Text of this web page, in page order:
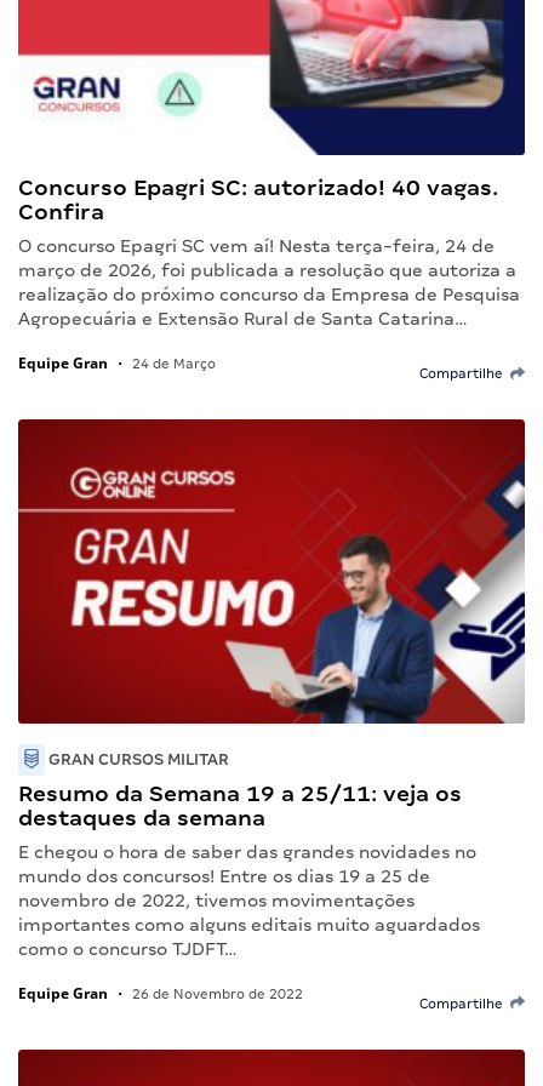
Concurso Epagri SC: autorizado! 40 vagas.
Confira
O concurso Epagri SC vem aí! Nesta terça-feira, 24 de
março de 2026, foi publicada a resolução que autoriza a
realização do próximo concurso da Empresa de Pesquisa
Agropecuária e Extensão Rural de Santa Catarina…
Equipe Gran • 24 de Março
Compartilhe
GRAN CURSOS MILITAR
Resumo da Semana 19 a 25/11: veja os
destaques da semana
E chegou o hora de saber das grandes novidades no
mundo dos concursos! Entre os dias 19 a 25 de
novembro de 2022, tivemos movimentações
importantes como alguns editais muito aguardados
como o concurso TJDFT…
Equipe Gran • 26 de Novembro de 2022
Compartilhe